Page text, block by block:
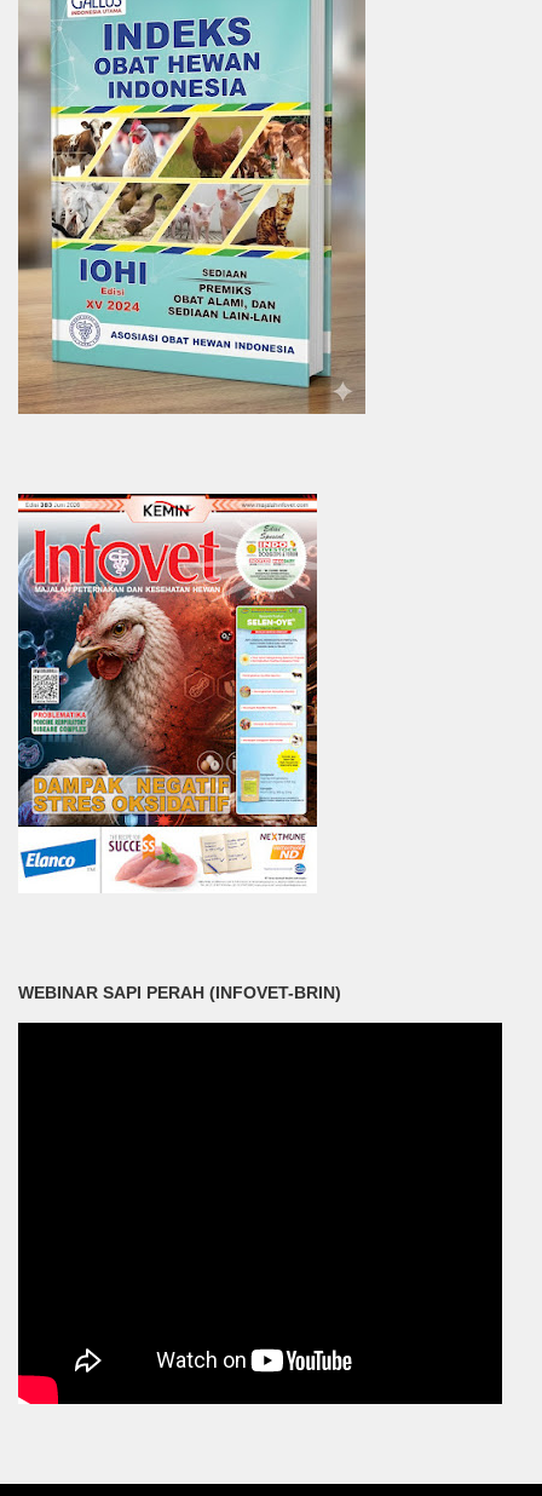
WEBINAR SAPI PERAH (INFOVET-BRIN)